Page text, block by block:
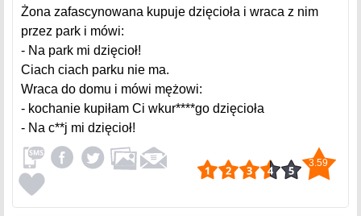
Żona zafascynowana kupuje dzięcioła i wraca z nim
przez park i mówi:
- Na park mi dzięcioł!
Ciach ciach parku nie ma.
Wraca do domu i mówi mężowi:
- kochanie kupiłam Ci wkur****go dzięcioła
- Na c**j mi dzięcioł!
3.59